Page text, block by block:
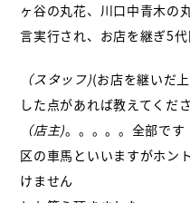
ヶ谷の丸花、川口中青木の
言実行され、お店を継ぎ5代
（スタッフ)(お店を継いだ
した点があれば教えてくだ
（店主)。。。。。全部です
区の車馬といいますがホン
けません